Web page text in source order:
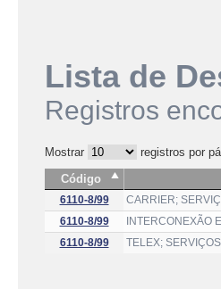
Lista de
Registros
Mostrar
registros por
Código
6110-8/99
CARRIER;
6110-8/99
INTERCONEXÃO
6110-8/99
TELEX;